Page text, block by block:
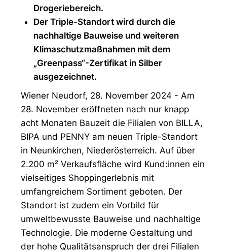
Drogeriebereich.
Der Triple-Standort wird durch die
nachhaltige Bauweise und weiteren
Klimaschutzmaßnahmen mit dem
„Greenpass“-Zertifikat in Silber
ausgezeichnet.
Wiener Neudorf, 28. November 2024 - Am
28. November eröffneten nach nur knapp
acht Monaten Bauzeit die Filialen von BILLA,
BIPA und PENNY am neuen Triple-Standort
in Neunkirchen, Niederösterreich. Auf über
2.200 m² Verkaufsfläche wird Kund:innen ein
vielseitiges Shoppingerlebnis mit
umfangreichem Sortiment geboten. Der
Standort ist zudem ein Vorbild für
umweltbewusste Bauweise und nachhaltige
Technologie. Die moderne Gestaltung und
der hohe Qualitätsanspruch der drei Filialen